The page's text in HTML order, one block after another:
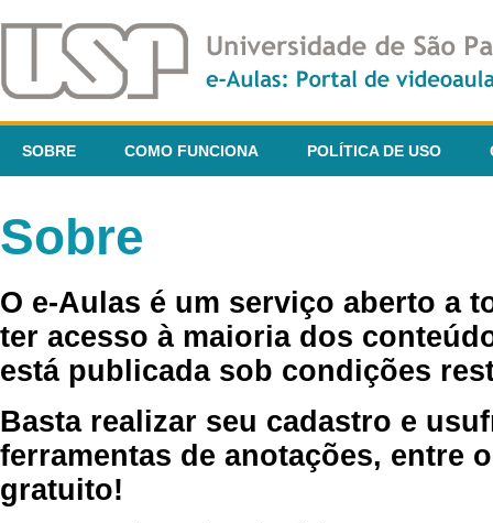
SOBRE COMO FUNCIONA POLÍTICA DE USO
Sobre
O e-Aulas é um serviço aberto a
ter acesso à maioria dos
está publicada sob condições
Basta realizar seu cadastro e
ferramentas de anotações, entre
gratuito!